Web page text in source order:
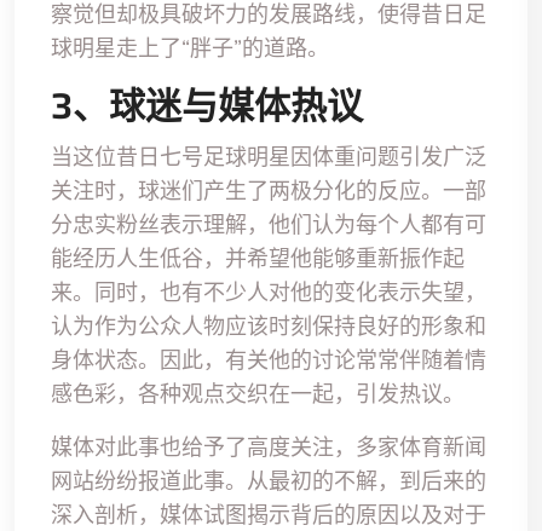
察觉但却极具破坏力的发展路线，使得昔日足
球明星走上了“胖子”的道路。
3、球迷与媒体热议
当这位昔日七号足球明星因体重问题引发广泛
关注时，球迷们产生了两极分化的反应。一部
分忠实粉丝表示理解，他们认为每个人都有可
能经历人生低谷，并希望他能够重新振作起
来。同时，也有不少人对他的变化表示失望，
认为作为公众人物应该时刻保持良好的形象和
身体状态。因此，有关他的讨论常常伴随着情
感色彩，各种观点交织在一起，引发热议。
媒体对此事也给予了高度关注，多家体育新闻
网站纷纷报道此事。从最初的不解，到后来的
深入剖析，媒体试图揭示背后的原因以及对于